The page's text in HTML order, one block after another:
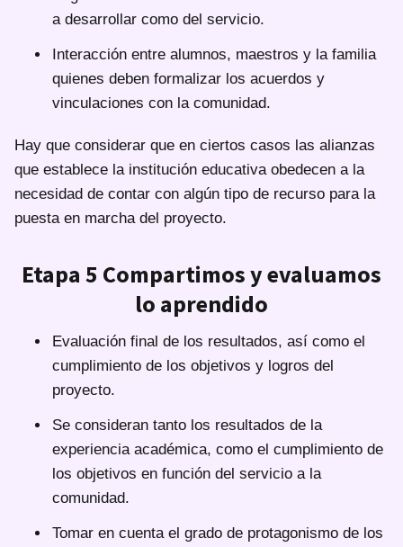
a desarrollar como del servicio.
Interacción entre alumnos, maestros y la familia
quienes deben formalizar los acuerdos y
vinculaciones con la comunidad.
Hay que considerar que en ciertos casos las alianzas
que establece la institución educativa obedecen a la
necesidad de contar con algún tipo de recurso para la
puesta en marcha del proyecto.
Etapa 5 Compartimos y evaluamos
lo aprendido
Evaluación final de los resultados, así como el
cumplimiento de los objetivos y logros del
proyecto.
Se consideran tanto los resultados de la
experiencia académica, como el cumplimiento de
los objetivos en función del servicio a la
comunidad.
Tomar en cuenta el grado de protagonismo de los